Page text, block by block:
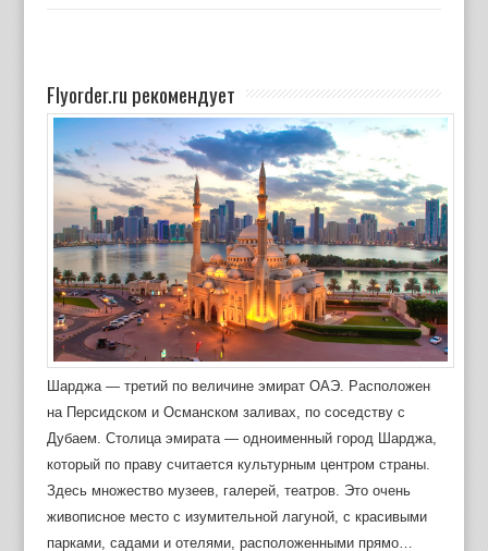
Flyorder.ru рекомендует
Шарджа — третий по величине эмират ОАЭ. Расположен
на Персидском и Османском заливах, по соседству с
Дубаем. Столица эмирата — одноименный город Шарджа,
который по праву считается культурным центром страны.
Здесь множество музеев, галерей, театров. Это очень
живописное место с изумительной лагуной, с красивыми
парками, садами и отелями, расположенными прямо…